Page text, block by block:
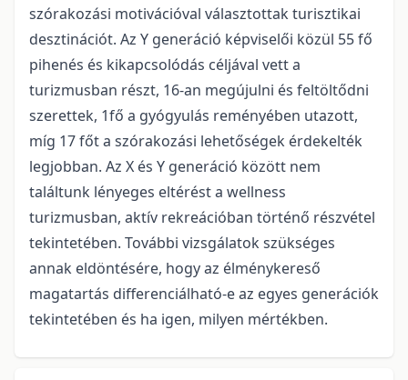
szórakozási motivációval választottak turisztikai
desztinációt. Az Y generáció képviselői közül 55 fő
pihenés és kikapcsolódás céljával vett a
turizmusban részt, 16-an megújulni és feltöltődni
szerettek, 1fő a gyógyulás reményében utazott,
míg 17 főt a szórakozási lehetőségek érdekelték
legjobban. Az X és Y generáció között nem
találtunk lényeges eltérést a wellness
turizmusban, aktív rekreációban történő részvétel
tekintetében. További vizsgálatok szükséges
annak eldöntésére, hogy az élménykereső
magatartás differenciálható-e az egyes generációk
tekintetében és ha igen, milyen mértékben.